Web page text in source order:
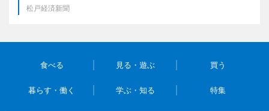
松戸経済新聞
食べる 見る・遊ぶ 買う
暮らす・働く 学ぶ・知る 特集